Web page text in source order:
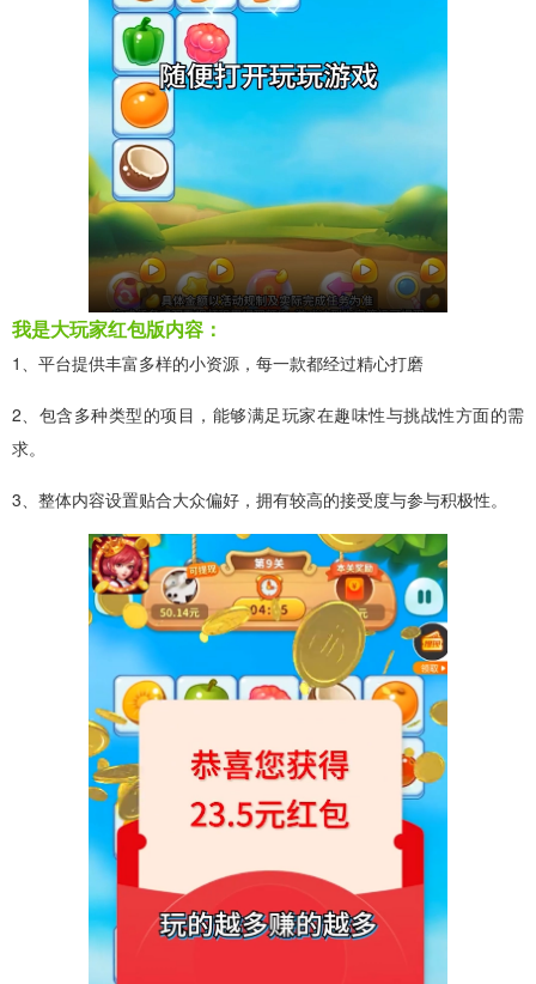
我是大玩家红包版内容：
1、平台提供丰富多样的小资源，每一款都经过精心打磨
2、包含多种类型的项目，能够满足玩家在趣味性与挑战性方面的需
求。
3、整体内容设置贴合大众偏好，拥有较高的接受度与参与积极性。